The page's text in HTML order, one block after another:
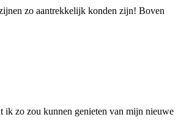
zo aantrekkelijk konden zijn! Boven
ik zo zou kunnen genieten van mijn nieuwe